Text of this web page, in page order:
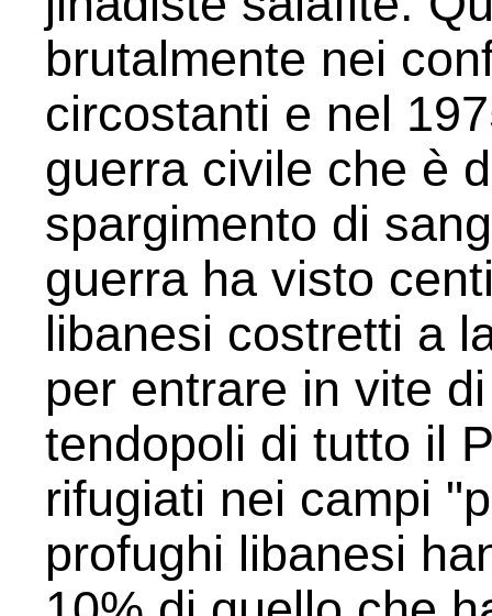
brutalmente nei
circostanti e nel
guerra civile che è
spargimento di
guerra ha visto
libanesi costretti a
per entrare in vite
tendopoli di tutto il
rifugiati nei campi
profughi libanesi